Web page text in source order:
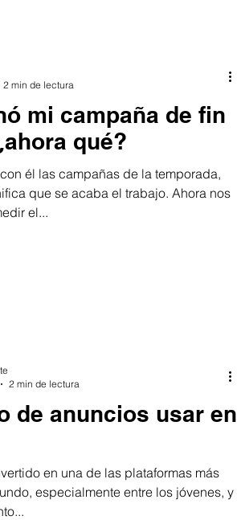
mi campaña de fin
qué?
él las campañas de la temporada,
que se acaba el trabajo. Ahora nos
el...
2 min de lectura
de anuncios usar en
en una de las plataformas más
especialmente entre los jóvenes, y
2 min de lectura